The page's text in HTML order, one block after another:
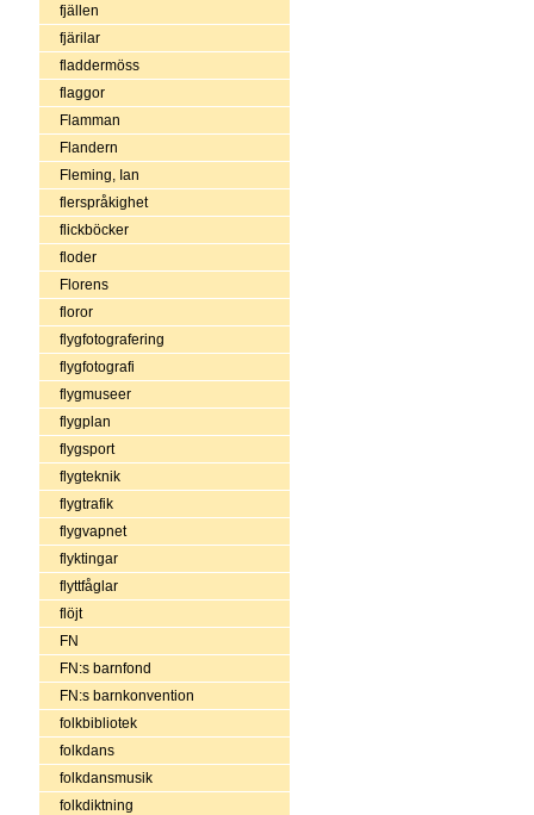
fjällen
fjärilar
fladdermöss
flaggor
Flamman
Flandern
Fleming, Ian
flerspråkighet
flickböcker
floder
Florens
floror
flygfotografering
flygfotografi
flygmuseer
flygplan
flygsport
flygteknik
flygtrafik
flygvapnet
flyktingar
flyttfåglar
flöjt
FN
FN:s barnfond
FN:s barnkonvention
folkbibliotek
folkdans
folkdansmusik
folkdiktning